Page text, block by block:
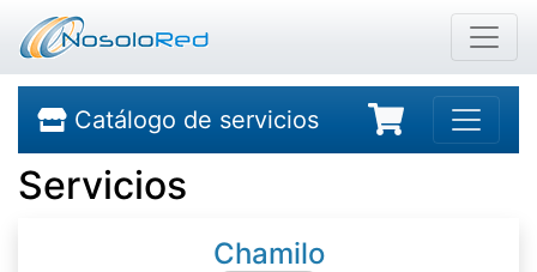
Catálogo de servicios
Servicios
Chamilo